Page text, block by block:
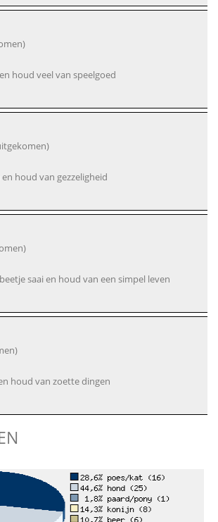
houd veel van speelgoed
houd van gezzeligheid
saai en houd van een simpel leven
houd van zoette dingen